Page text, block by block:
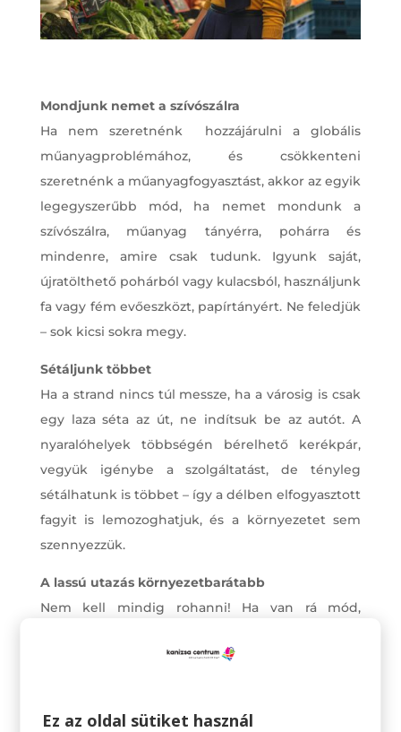
Mondjunk nemet a szívószálra
Ha nem szeretnénk hozzájárulni a globális
műanyagproblémához, és csökkenteni
szeretnénk a műanyagfogyasztást, akkor az egyik
legegyszerűbb mód, ha nemet mondunk a
szívószálra, műanyag tányérra, pohárra és
mindenre, amire csak tudunk. Igyunk saját,
újratölthető pohárból vagy kulacsból, használjunk
fa vagy fém evőeszközt, papírtányért. Ne feledjük
– sok kicsi sokra megy.
Sétáljunk többet
Ha a strand nincs túl messze, ha a városig is csak
egy laza séta az út, ne indítsuk be az autót. A
nyaralóhelyek többségén bérelhető kerékpár,
vegyük igénybe a szolgáltatást, de tényleg
sétálhatunk is többet – így a délben elfogyasztott
fagyit is lemozoghatjuk, és a környezetet sem
szennyezzük.
A lassú utazás környezetbarátabb
Nem kell mindig rohanni! Ha van rá mód,
Természetesen minden közlekedési eszköz
Ez az oldal sütiket használ